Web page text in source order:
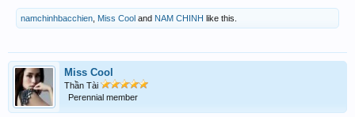
namchinhbacchien Miss Cool and NAM CHINH like this.
Miss Cool
Thần Tài
Perennial member